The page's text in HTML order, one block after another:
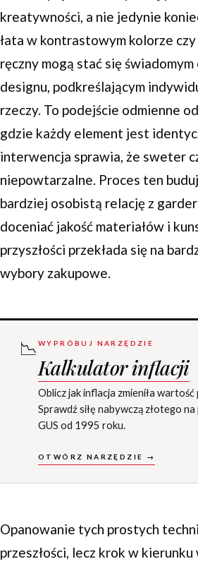
kreatywności, a nie jedynie
łata w kontrastowym kolorze
ręczny mogą stać się
designu, podkreślającym
rzeczy. To podejście odmienne
gdzie każdy element jest
interwencja sprawia, że sweter
niepowtarzalne. Proces ten
bardziej osobistą relację z
doceniać jakość materiałów i
przyszłości przekłada się na
wybory zakupowe.
📉 WYPRÓBUJ NARZĘDZIE
Kalkulator inflacji
Oblicz jak inflacja zmieniła wartość
Sprawdź siłę nabywczą złotego
GUS od 1995 roku.
OTWÓRZ NARZĘDZIE →
Opanowanie tych prostych
przeszłości, lecz krok w